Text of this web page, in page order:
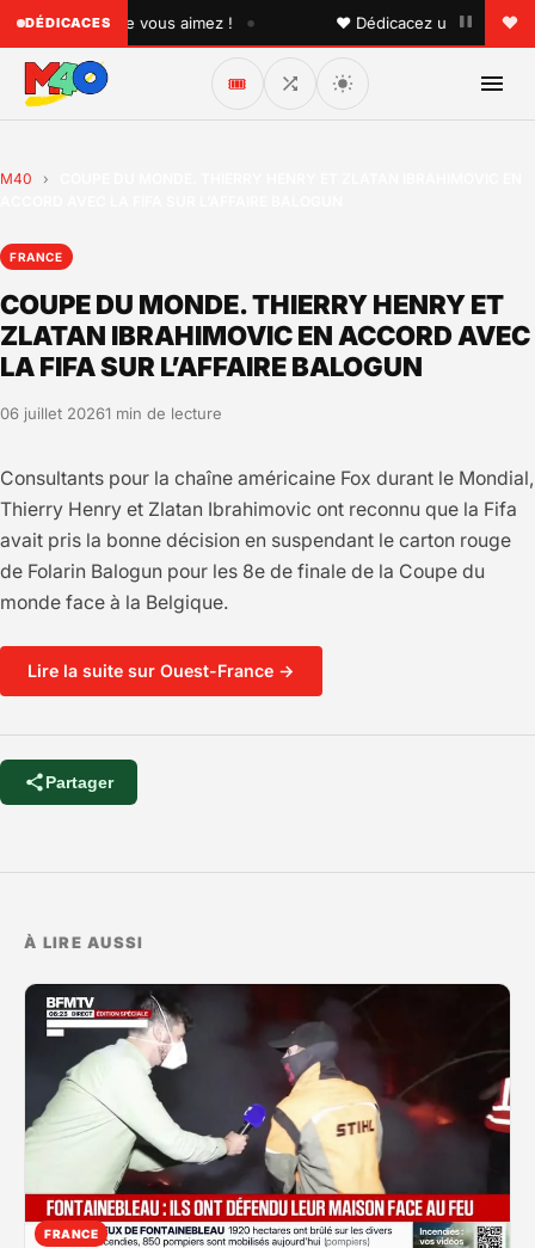
DÉDICACESque vous aimez ! • ♥ Dédicacez un titre à vos
🎟️
M40 ›
FRANCE
COUPE DU MONDE. THIERRY HENRY ET
ZLATAN IBRAHIMOVIC EN ACCORD AVEC
LA FIFA SUR L’AFFAIRE BALOGUN
06 juillet 20261 min de lecture
Consultants pour la chaîne américaine Fox durant le Mondial,
Thierry Henry et Zlatan Ibrahimovic ont reconnu que la Fifa
avait pris la bonne décision en suspendant le carton rouge
de Folarin Balogun pour les 8e de finale de la Coupe du
monde face à la Belgique.
Lire la suite sur Ouest-France →
Partager
À LIRE AUSSI
FRANCE